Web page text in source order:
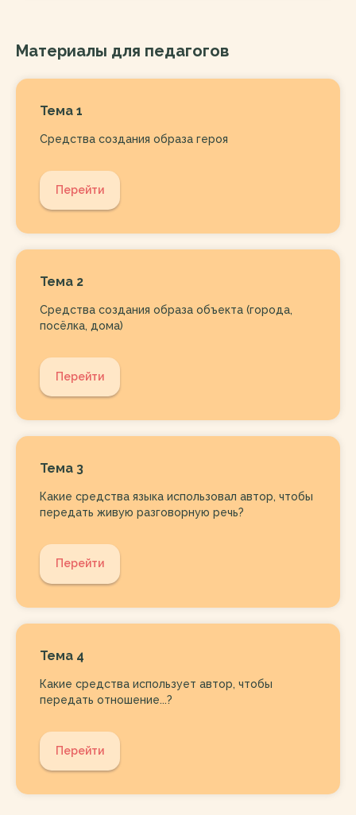
Материалы для педагогов
Тема 1
Средства создания образа героя
Перейти
Тема 2
Средства создания образа объекта (города,
посёлка, дома)
Перейти
Тема 3
Какие средства языка использовал автор, чтобы
передать живую разговорную речь?
Перейти
Тема 4
Какие средства использует автор, чтобы
передать отношение...?
Перейти